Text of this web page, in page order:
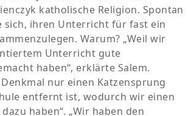
katholische Religion. Spontan
sich, ihren Unterricht für fast ein
Warum? „Weil wir
Unterricht gute
haben“, erklärte Salem.
nur einen Katzensprung
entfernt ist, wodurch wir einen
haben“. „Wir haben den